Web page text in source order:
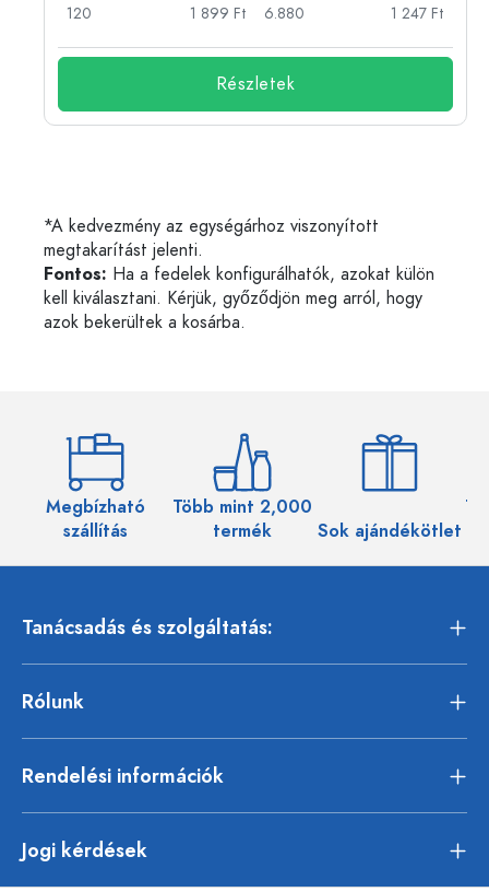
120
1 899 Ft
6.880
1 247 Ft
Részletek
*A kedvezmény az egységárhoz viszonyított
megtakarítást jelenti.
Fontos: Ha a fedelek konfigurálhatók, azokat külön
kell kiválasztani. Kérjük, győződjön meg arról, hogy
azok bekerültek a kosárba.
Megbízható
szállítás
Több mint 2,000
termék
Sok ajándékötlet
Tanácsadás és szolgáltatás:
Rólunk
Rendelési információk
Jogi kérdések